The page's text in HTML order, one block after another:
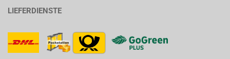
LIEFERDIENSTE